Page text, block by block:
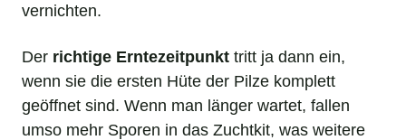
vernichten.
Der richtige Erntezeitpunkt tritt ja dann ein,
wenn sie die ersten Hüte der Pilze komplett
geöffnet sind. Wenn man länger wartet, fallen
umso mehr Sporen in das Zuchtkit, was weitere